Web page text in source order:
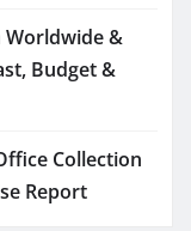
Worldwide &
Budget &
Collection
Report